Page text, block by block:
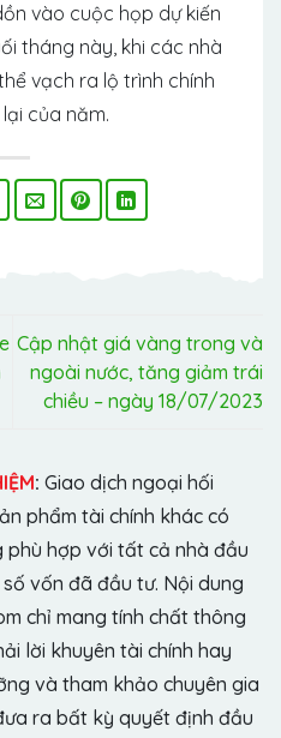
vào cuộc họp dự kiến
tháng này, khi các nhà
vạch ra lộ trình chính
của năm.
Cập nhật giá vàng trong và
ngoài nước, tăng giảm trái
chiều – ngày 18/07/2023
: Giao dịch ngoại hối
phẩm tài chính khác có
phù hợp với tất cả nhà đầu
vốn đã đầu tư. Nội dung
chỉ mang tính chất thông
lời khuyên tài chính hay
và tham khảo chuyên gia
ra bất kỳ quyết định đầu